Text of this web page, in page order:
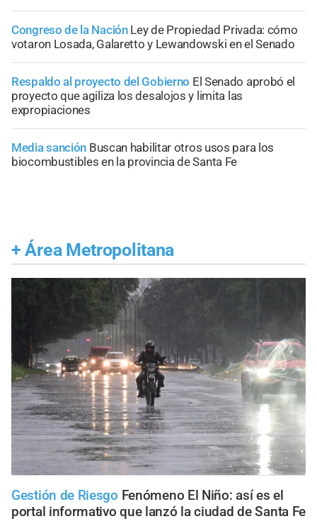
Congreso de la Nación Ley de Propiedad Privada: cómo
votaron Losada, Galaretto y Lewandowski en el Senado
Respaldo al proyecto del Gobierno El Senado aprobó el
proyecto que agiliza los desalojos y limita las
expropiaciones
Media sanción Buscan habilitar otros usos para los
biocombustibles en la provincia de Santa Fe
+ Área Metropolitana
Gestión de Riesgo Fenómeno El Niño: así es el
portal informativo que lanzó la ciudad de Santa Fe